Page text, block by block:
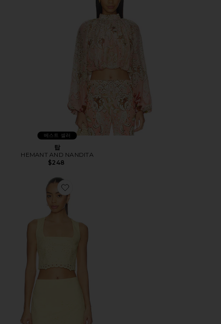
베스트 셀러
탑
HEMANT AND NANDITA
$248
Favorite TOP 탑